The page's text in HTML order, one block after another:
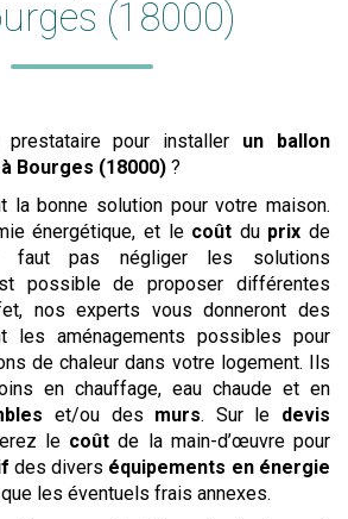
(18000)
pour installer un ballon
à Bourges (18000) ?
la bonne solution pour votre maison.
énergétique, et le coût du prix de
faut pas négliger les solutions
possible de proposer différentes
nos experts vous donneront des
les aménagements possibles pour
de chaleur dans votre logement. Ils
en chauffage, eau chaude et en
et/ou des murs. Sur le devis
le coût de la main-d’œuvre pour
des divers équipements en énergie
les éventuels frais annexes.